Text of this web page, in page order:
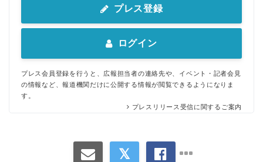
プレス登録
ログイン
プレス会員登録を行うと、広報担当者の連絡先や、イベント・記者会見
の情報など、報道機関だけに公開する情報が閲覧できるようになりま
す。
プレスリリース受信に関するご案内